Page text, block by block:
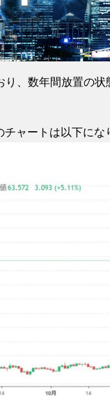
、数年間放置の
ャートは以下にな